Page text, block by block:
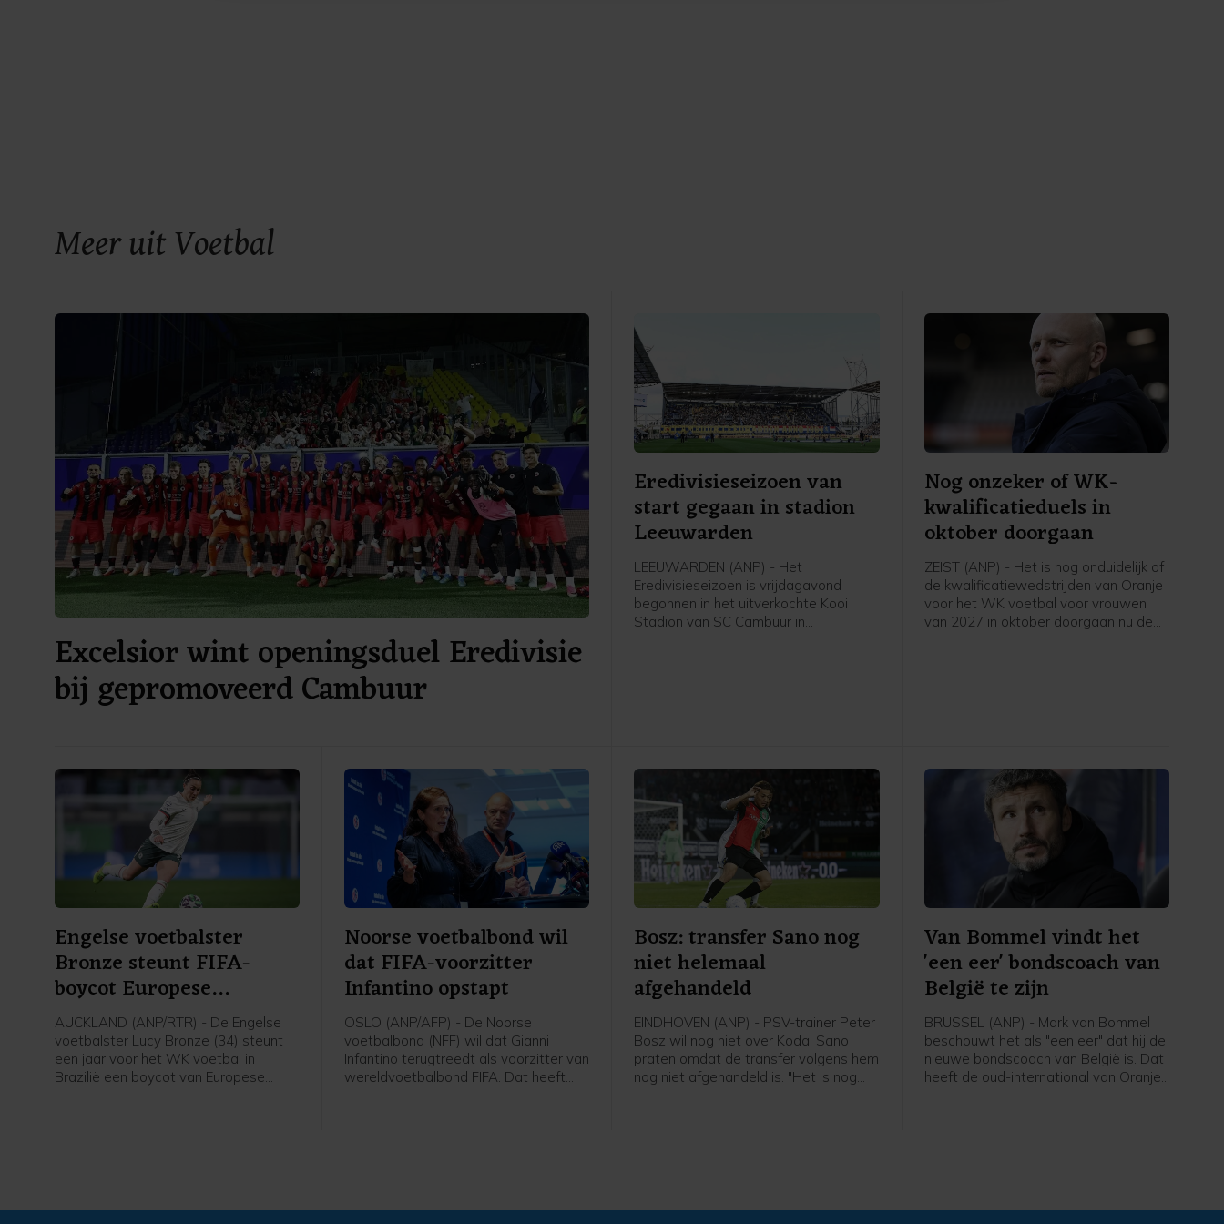
Meer uit Voetbal
Excelsior wint openingsduel Eredivisie
bij gepromoveerd Cambuur
Eredivisieseizoen van
start gegaan in stadion
Leeuwarden
LEEUWARDEN (ANP) - Het
Eredivisieseizoen is vrijdagavond
begonnen in het uitverkochte Kooi
Stadion van SC Cambuur in
Nog onzeker of WK-
kwalificatieduels in
oktober doorgaan
ZEIST (ANP) - Het is nog onduidelijk of
de kwalificatiewedstrijden van Oranje
voor het WK voetbal voor vrouwen
van 2027 in oktober doorgaan nu de
of de duels door zullen gaan.
Engelse voetbalster
Bronze steunt FIFA-
boycot Europese
speelsters
AUCKLAND (ANP/RTR) - De Engelse
voetbalster Lucy Bronze (34) steunt
een jaar voor het WK voetbal in
Brazilië een boycot van Europese
Noorse voetbalbond wil
dat FIFA-voorzitter
Infantino opstapt
OSLO (ANP/AFP) - De Noorse
voetbalbond (NFF) wil dat Gianni
Infantino terugtreedt als voorzitter van
wereldvoetbalbond FIFA. Dat heeft
Bosz: transfer Sano nog
niet helemaal
afgehandeld
EINDHOVEN (ANP) - PSV-trainer Peter
Bosz wil nog niet over Kodai Sano
praten omdat de transfer volgens hem
nog niet afgehandeld is. "Het is nog
Van Bommel vindt het
'een eer' bondscoach van
België te zijn
BRUSSEL (ANP) - Mark van Bommel
beschouwt het als "een eer" dat hij de
nieuwe bondscoach van België is. Dat
heeft de oud-international van Oranje